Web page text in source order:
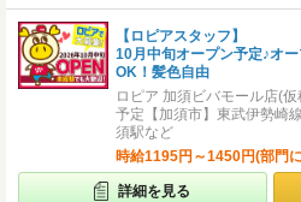
【ロピアスタッフ】
10月中旬オープン予定♪オ
OK！髪色自由
ロピア 加須ビバモール店(
予定【加須市】東武伊勢崎
須駅など
時給1195円～1450円(部門
詳細を見る